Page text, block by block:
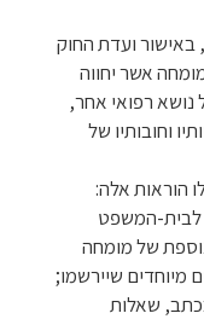
ועדת החוק
אשר יחווה
נושא רפואי אחר,
וחובותיו של
הוראות אלה:
לבית-המשפט
של מומחה
מיוחדים שיירשמו;
שאלות